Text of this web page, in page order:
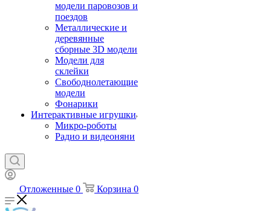
модели паровозов и
поездов
Металлические и
деревянные
сборные 3D модели
Модели для
склейки
Свободнолетающие
модели
Фонарики
Интерактивные игрушки
Микро-роботы
Радио и видеоняни
Отложенные 0 Корзина 0